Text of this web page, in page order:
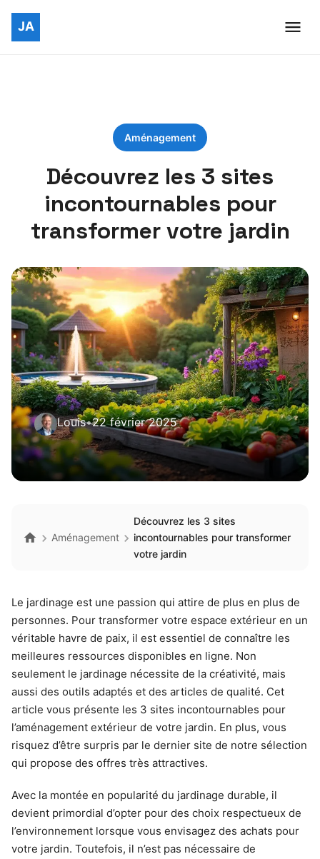
Aménagement
Découvrez les 3 sites
incontournables pour
transformer votre jardin
Louis•22 février 2025
Aménagement
Découvrez les 3 sites
incontournables pour transformer
votre jardin
Le jardinage est une passion qui attire de plus en plus de
personnes. Pour transformer votre espace extérieur en un
véritable havre de paix, il est essentiel de connaître les
meilleures ressources disponibles en ligne. Non
seulement le jardinage nécessite de la créativité, mais
aussi des outils adaptés et des articles de qualité. Cet
article vous présente les 3 sites incontournables pour
l’aménagement extérieur de votre jardin. En plus, vous
risquez d’être surpris par le dernier site de notre sélection
qui propose des offres très attractives.
Avec la montée en popularité du jardinage durable, il
devient primordial d’opter pour des choix respectueux de
l’environnement lorsque vous envisagez des achats pour
votre jardin. Toutefois, il n’est pas nécessaire de